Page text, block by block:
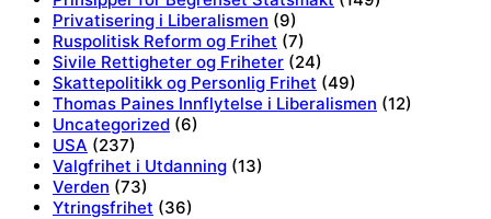
Privatisering i Liberalismen (9)
Ruspolitisk Reform og Frihet (7)
Sivile Rettigheter og Friheter (24)
Skattepolitikk og Personlig Frihet (49)
Thomas Paines Innflytelse i Liberalismen (12)
Uncategorized (6)
USA (237)
Valgfrihet i Utdanning (13)
Verden (73)
Ytringsfrihet (36)